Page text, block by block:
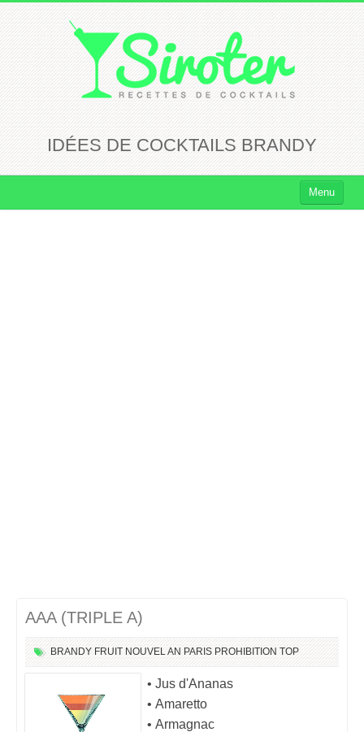
IDÉES DE COCKTAILS BRANDY
Menu
AAA (TRIPLE A)
BRANDY FRUIT NOUVEL AN PARIS PROHIBITION TOP
• Jus d'Ananas
• Amaretto
• Armagnac